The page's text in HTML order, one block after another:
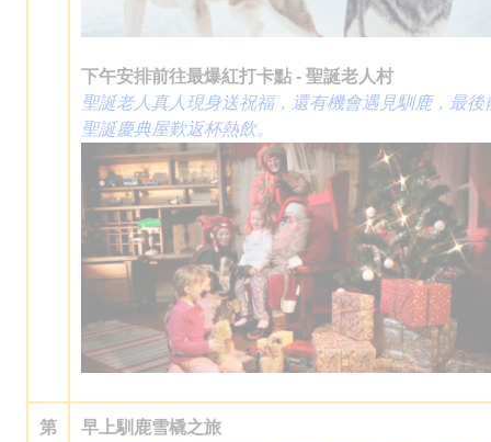
下午安排前往最爆紅打卡點 - 聖誕老人村
聖誕老人真人現身送祝福，還有機會遇見馴鹿，最後
聖誕慶典屋歎返杯熱飲。
第
早上馴鹿雪橇之旅